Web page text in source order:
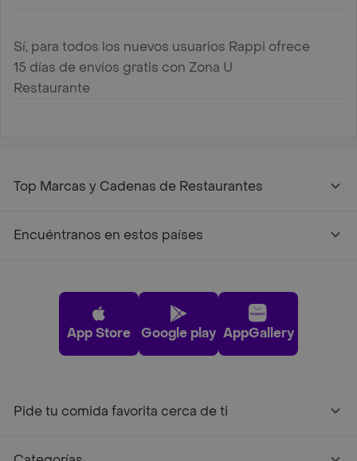
Sí, para todos los nuevos usuarios Rappi ofrece
15 días de envíos gratis con Zona U
Restaurante
Top Marcas y Cadenas de Restaurantes
Encuéntranos en estos países
App Store Google play AppGallery
Pide tu comida favorita cerca de ti